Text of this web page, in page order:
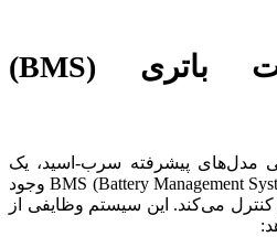
باتری (BMS)
مدل‌های پیشرفته سرب-اسید، یک
سیستم هوشمند با عنوان BMS (Battery Management System) وجود
کنترل می‌کند. این سیستم وظایفی از